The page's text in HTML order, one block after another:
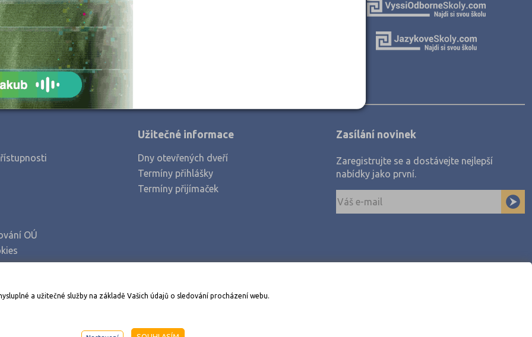
OÚ
Stáhněte si aplikaci Adresář škol
Užitečné informace
Dny otevřených dveří
Termíny přihlášky
Termíny přijímaček
Zasílání novinek
Zaregistrujte se a dostávejte nejlepší
nabídky jako první.
AMOS KamPoMaturite.cz, s.r.o., stránky vytvořilo
a užitečné služby na základě Vašich údajů o sledování procházení webu.